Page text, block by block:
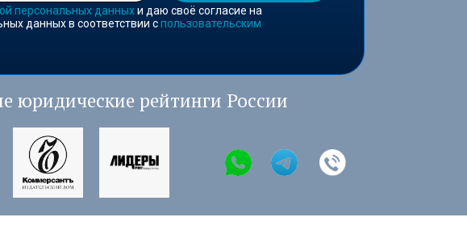
юридические рейтинги России
персональных данныхи даю своё согласие на
данных в соответствии спользовательским